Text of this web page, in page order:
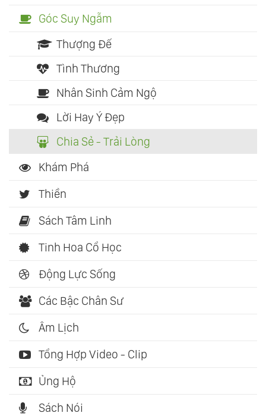
Góc Suy Ngẫm
Thượng Đế
Tình Thương
Nhân Sinh Cảm Ngộ
Lời Hay Ý Đẹp
Chia Sẻ - Trải Lòng
Khám Phá
Thiền
Sách Tâm Linh
Tinh Hoa Cổ Học
Động Lực Sống
Các Bậc Chân Sư
Âm Lịch
Tổng Hợp Video - Clip
Ủng Hộ
Sách Nói